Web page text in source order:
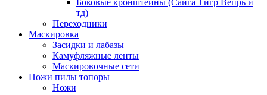
Боковые кронштейны (Сайга Тигр Вепрь и
тд)
Переходники
Маскировка
Засидки и лабазы
Камуфляжные ленты
Маскировочные сети
Ножи пилы топоры
Ножи